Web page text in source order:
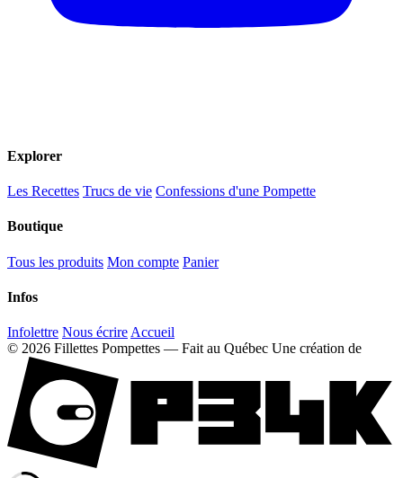
Explorer
Les Recettes Trucs de vie Confessions d'une Pompette
Boutique
Tous les produits Mon compte Panier
Infos
Infolettre Nous écrire Accueil
© 2026 Fillettes Pompettes — Fait au Québec Une création de